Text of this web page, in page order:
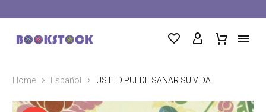
Home Español USTED PUEDE SANAR SU VIDA